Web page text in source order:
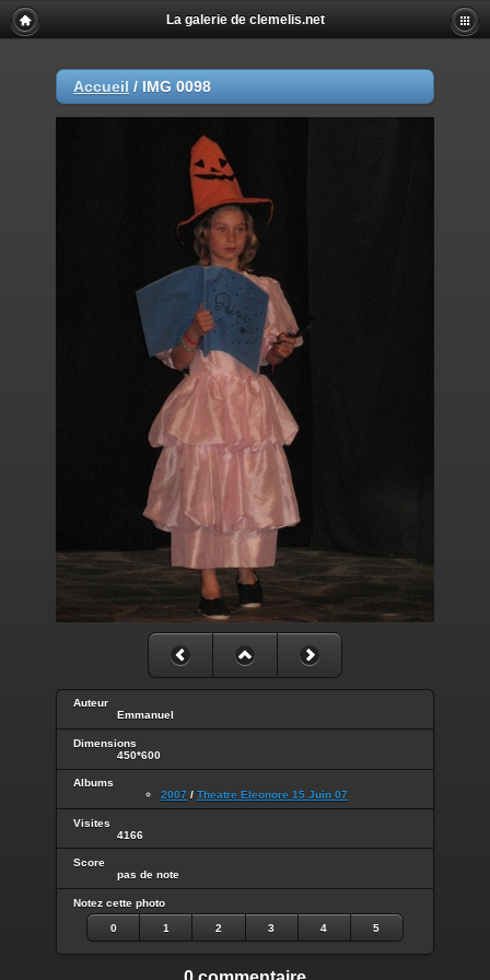
La galerie de clemelis.net
Accueil / IMG 0098
Auteur
Emmanuel
Dimensions
450*600
Albums
2007 / Theatre Eleonore 15 Juin 07
Visites
4166
Score
pas de note
Notez cette photo
0 1 2 3 4 5